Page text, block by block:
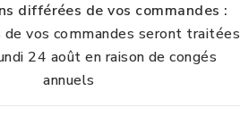
différées de vos commandes :
vos commandes seront traitées
24 août en raison de congés
annuels